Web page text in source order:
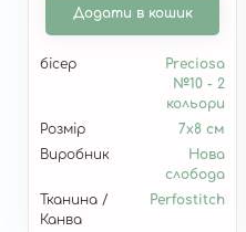
Додати в кошик
бісер
Preciosa
№10 - 2
кольори
Розмір
7х8 см
Виробник
Нова
слобода
Тканина /
Канва
Perfostitch